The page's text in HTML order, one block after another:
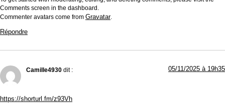
Comments screen in the dashboard.
Commenter avatars come from Gravatar.
Répondre
Camille4930 dit : 05/11/2025 à 19h35
https://shorturl.fm/z93Vh